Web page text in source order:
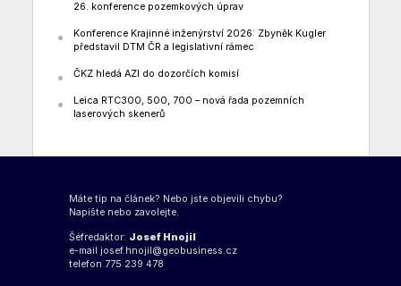
26. konference pozemkových úprav
Konference Krajinné inženýrství 2026: Zbyněk Kugler
představil DTM ČR a legislativní rámec
ČKZ hledá AZI do dozorčích komisí
Leica RTC300, 500, 700 – nová řada pozemních
laserových skenerů
Máte tip na článek? Nebo jste objevili chybu?
Napište nebo zavolejte.
Šéfredaktor: Josef Hnojil
e-mail josef.hnojil@geobusiness.cz
telefon 775 239 478